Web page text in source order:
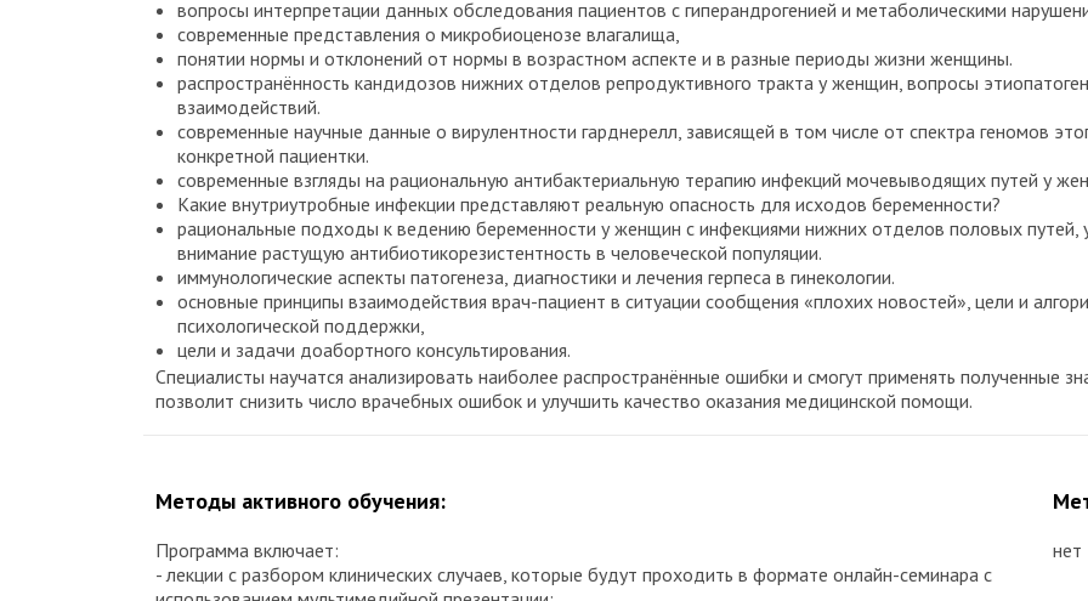
вопросы интерпретации данных обследования пациентов с гиперандрогенией и метаболическими
современные представления о микробиоценозе влагалища,
понятии нормы и отклонений от нормы в возрастном аспекте и в разные периоды жизни женщины.
распространённость кандидозов нижних отделов репродуктивного тракта у женщин, вопросы
взаимодействий.
современные научные данные о вирулентности гарднерелл, зависящей в том числе от спектра геномов
конкретной пациентки.
современные взгляды на рациональную антибактериальную терапию инфекций мочевыводящих путей у
Какие внутриутробные инфекции представляют реальную опасность для исходов беременности?
рациональные подходы к ведению беременности у женщин с инфекциями нижних отделов половых путей,
внимание растущую антибиотикорезистентность в человеческой популяции.
иммунологические аспекты патогенеза, диагностики и лечения герпеса в гинекологии.
основные принципы взаимодействия врач-пациент в ситуации сообщения «плохих новостей», цели и
психологической поддержки,
цели и задачи доабортного консультирования.
Специалисты научатся анализировать наиболее распространённые ошибки и смогут применять полученные
позволит снизить число врачебных ошибок и улучшить качество оказания медицинской помощи.
Методы активного обучения:
Программа включает:
- лекции с разбором клинических случаев, которые будут проходить в формате онлайн-семинара с
нет